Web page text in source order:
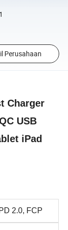
Perusahaan
Charger
USB
iPad
2.0, FCP